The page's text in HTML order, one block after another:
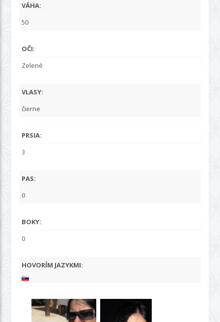
VÁHA:
50
OČI:
Zelené
VLASY:
čierne
PRSIA:
3
PAS:
0
BOKY:
0
HOVORÍM JAZYKMI: